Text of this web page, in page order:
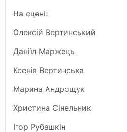
На сцені:
Олексій Вертинський
Даніїл Маржець
Ксенія Вертинська
Марина Андрощук
Христина Сінельник
Ігор Рубашкін